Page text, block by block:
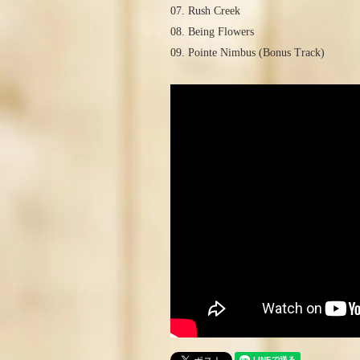
07. Rush Creek
08. Being Flowers
09. Pointe Nimbus (Bonus Track)